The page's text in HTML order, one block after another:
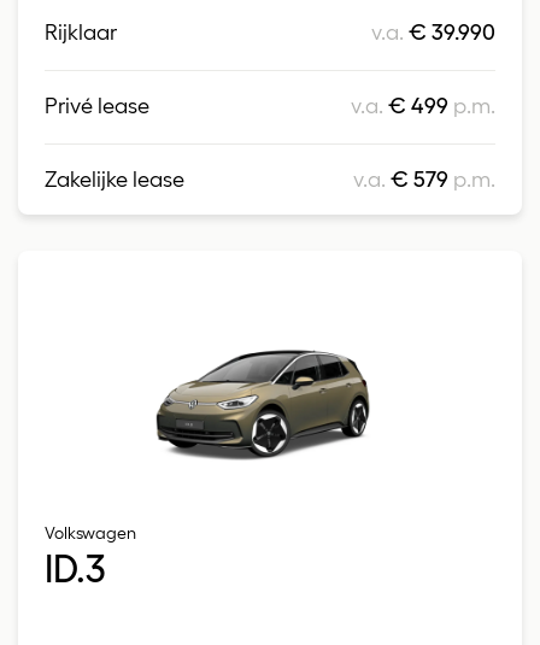
Rijklaar v.a.€ 39.990
Privé lease v.a.€ 499 p.m.
Zakelijke lease v.a.€ 579 p.m.
Volkswagen
ID.3